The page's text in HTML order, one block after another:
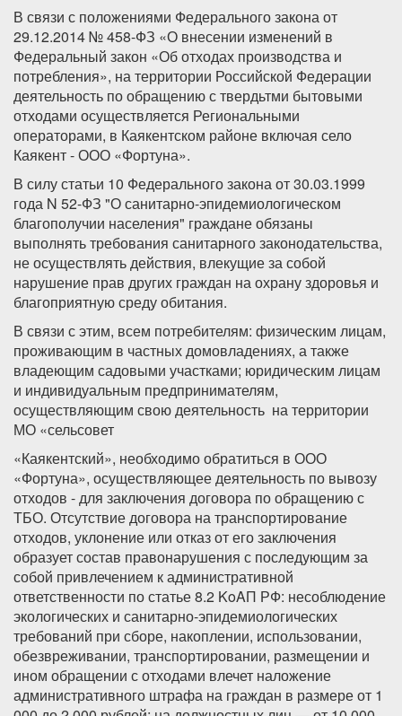
В связи с положениями Федерального закона от
29.12.2014 № 458-ФЗ «О внесении изменений в
Федеральный закон «Об отходах производства и
потребления», на территории Российской Федерации
деятельность по обращению с твердьтми бытовыми
отходами осуществляется Региональными
операторами, в Каякентском районе включая село
Каякент - ООО «Фортуна».
В силу статьи 10 Федерального закона от 30.03.1999
года N 52-ФЗ "О санитарно-эпидемиологическом
благополучии населения" граждане обязаны
выполнять требования санитарного законодательства,
не осуществлять действия, влекущие за собой
нарушение прав других граждан на охрану здоровья и
благоприятную среду обитания.
В связи с этим, всем потребителям: физическим лицам,
проживающим в частных домовладениях, а также
владеющим садовыми участками; юридическим лицам
и индивидуальным предпринимателям,
осуществляющим свою деятельность на территории
МО «сельсовет
«Каякентский», необходимо обратиться в ООО
«Фортуна», осуществляющее деятельность по вывозу
отходов - для заключения договора по обращению с
ТБО. Отсутствие договора на транспортирование
отходов, уклонение или отказ от его заключения
образует состав правонарушения с последующим за
собой привлечением к административной
ответственности по статье 8.2 KoAП РФ: несоблюдение
экологических и санитарно-эпидемиологических
требований при сборе, накоплении, использовании,
обезвреживании, транспортировании, размещении и
ином обращении с отходами влечет наложение
административного штрафа на граждан в размере от 1